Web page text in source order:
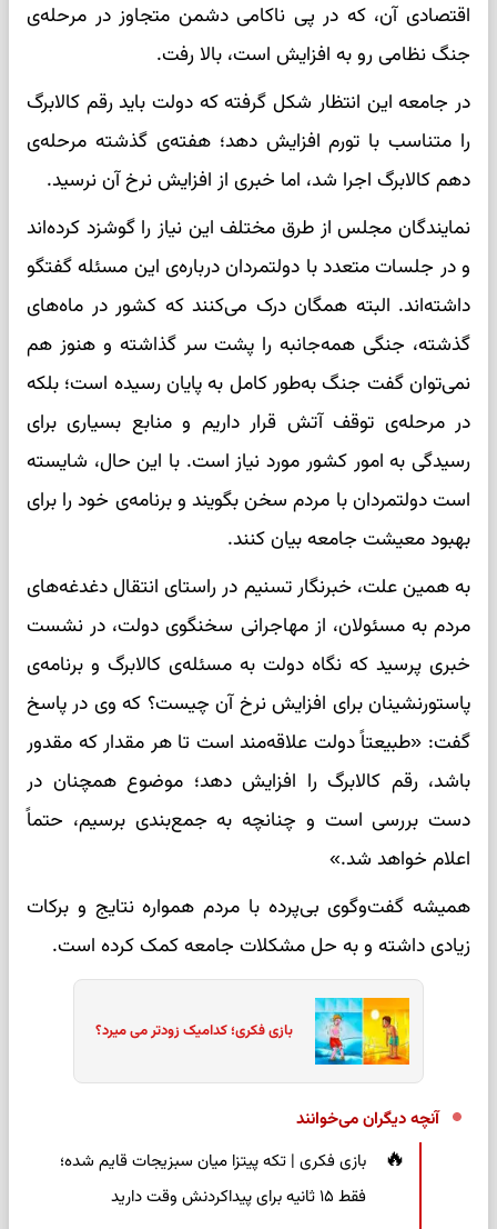
اقتصادی آن، که در پی ناکامی دشمن متجاوز در مرحله‌ی
جنگ نظامی رو به افزایش است، بالا رفت.
در جامعه این انتظار شکل گرفته که دولت باید رقم کالابرگ
را متناسب با تورم افزایش دهد؛ هفته‌ی گذشته مرحله‌ی
دهم کالابرگ اجرا شد، اما خبری از افزایش نرخ آن نرسید.
نمایندگان مجلس از طرق مختلف این نیاز را گوشزد کرده‌اند
و در جلسات متعدد با دولتمردان درباره‌ی این مسئله گفتگو
داشته‌اند. البته همگان درک می‌کنند که کشور در ماه‌های
گذشته، جنگی همه‌جانبه را پشت سر گذاشته و هنوز هم
نمی‌توان گفت جنگ به‌طور کامل به پایان رسیده است؛ بلکه
در مرحله‌ی توقف آتش قرار داریم و منابع بسیاری برای
رسیدگی به امور کشور مورد نیاز است. با این حال، شایسته
است دولتمردان با مردم سخن بگویند و برنامه‌ی خود را برای
بهبود معیشت جامعه بیان کنند.
به همین علت، خبرنگار تسنیم در راستای انتقال دغدغه‌های
مردم به مسئولان، از مهاجرانی سخنگوی دولت، در نشست
خبری پرسید که نگاه دولت به مسئله‌ی کالابرگ و برنامه‌ی
پاستورنشینان برای افزایش نرخ آن چیست؟ که وی در پاسخ
گفت: «طبیعتاً دولت علاقه‌مند است تا هر مقدار که مقدور
باشد، رقم کالابرگ را افزایش دهد؛ موضوع همچنان در
دست بررسی است و چنانچه به جمع‌بندی برسیم، حتماً
اعلام خواهد شد.»
همیشه گفت‌وگوی بی‌پرده با مردم همواره نتایج و برکات
زیادی داشته و به حل مشکلات جامعه کمک کرده است.
بازی فکری؛ کدامیک زودتر می میرد؟
آنچه دیگران می‌خوانند
بازی فکری | تکه پیتزا میان سبزیجات قایم شده؛
فقط ۱۵ ثانیه برای پیداکردنش وقت دارید